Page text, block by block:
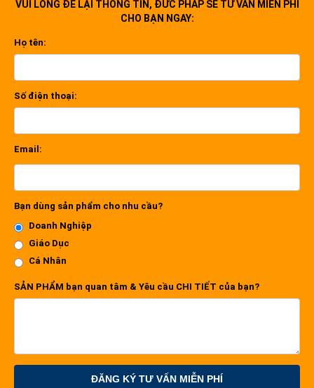
VUI LÒNG ĐỂ LẠI THÔNG TIN, ĐỨC PHÁP SẼ TƯ VẤN MIỄN PHÍ
CHO BẠN NGAY:
Họ tên:
Số điện thoại:
Email:
Bạn dùng sản phẩm cho nhu cầu?
Doanh Nghiệp
Giáo Dục
Cá Nhân
SẢN PHẨM bạn quan tâm & Yêu cầu CHI TIẾT của bạn?
ĐĂNG KÝ TƯ VẤN MIỄN PHÍ